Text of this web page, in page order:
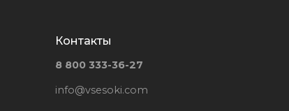
Контакты
8 800 333-36-27
info@vsesoki.com